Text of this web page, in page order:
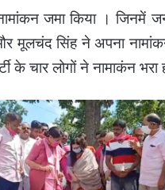
जमा किया । जिनमें
मूलचंद सिंह ने अपना
के चार लोगों ने नामाकंन भरा